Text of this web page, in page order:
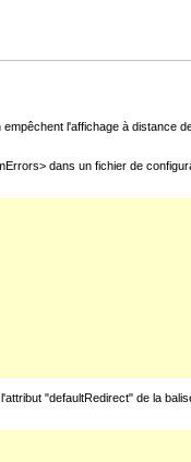
l'affichage à distance
dans un fichier de
"defaultRedirect" de la